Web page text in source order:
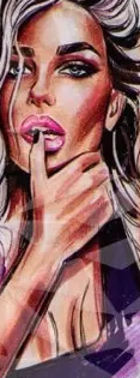
на Айфон 12
5%
TPU+PC чехол
Prisma Ladies